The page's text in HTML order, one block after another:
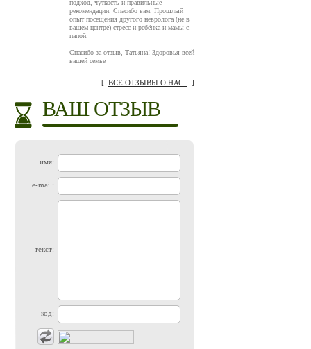
подход, чуткость и правильные
рекомендации. Спасибо вам. Прошлый
опыт посещения другого невролога (не в
вашем центре)-стресс и ребёнка и мамы с
папой.
Спасибо за отзыв, Татьяна! Здоровья всей
вашей семье
[ ВСЕ ОТЗЫВЫ О НАС.. ]
ВАШ ОТЗЫВ
имя:
e-mail:
текст:
код: